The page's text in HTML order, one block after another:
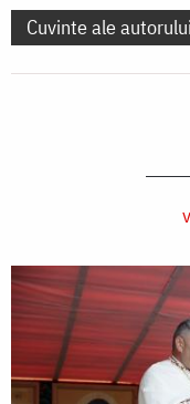
Cuvinte ale autorului